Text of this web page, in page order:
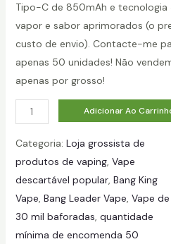
avaliações
de clientes
Tipo-C de 850mAh e tecnologia
vapor e sabor aprimorados (o
custo de envio). Contacte-me
apenas 50 unidades! Não
apenas por grosso!
u
a
n
t
i
d
a
Adicionar Ao
Categoria: Loja grossista de
produtos de vaping, Vape
descartável popular, Bang King
Vape, Bang Leader Vape, Vape de
30 mil baforadas, quantidade
mínima de encomenda 50